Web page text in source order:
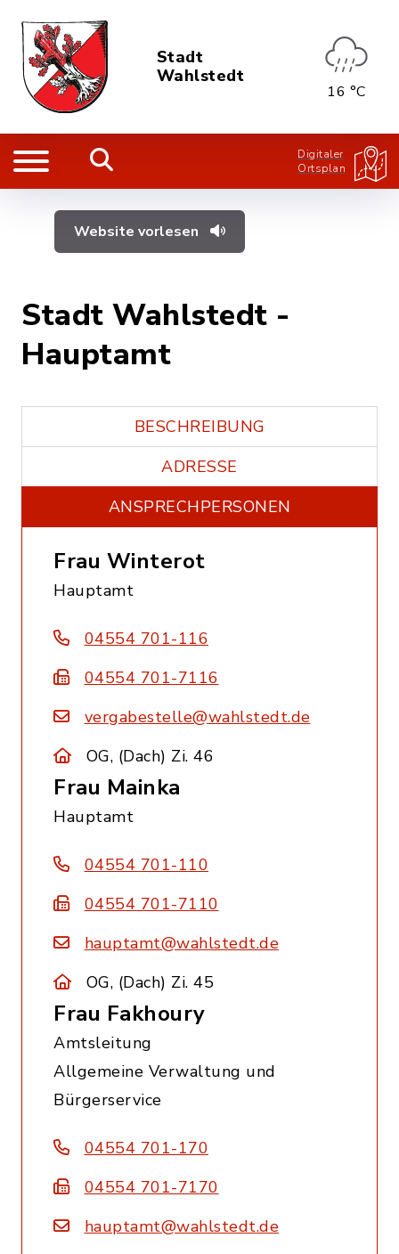
Stadt
Wahlstedt
16 °C
Digitaler
Ortsplan
Website vorlesen
Stadt Wahlstedt -
Hauptamt
BESCHREIBUNG
ADRESSE
ANSPRECHPERSONEN
Frau Winterot
Hauptamt
04554 701-116
04554 701-7116
vergabestelle@wahlstedt.de
OG, (Dach) Zi. 46
Frau Mainka
Hauptamt
04554 701-110
04554 701-7110
hauptamt@wahlstedt.de
OG, (Dach) Zi. 45
Frau Fakhoury
Amtsleitung
Allgemeine Verwaltung und
Bürgerservice
04554 701-170
04554 701-7170
hauptamt@wahlstedt.de